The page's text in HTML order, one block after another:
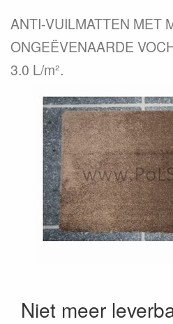
ANTI-VUILMATTEN MET
ONGEËVENAARDE
3.0 L/m².
Niet meer